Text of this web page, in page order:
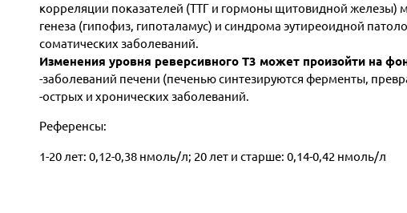
корреляции показателей (ТТГ и гормоны щитовидной железы)
генеза (гипофиз, гипоталамус) и синдрома эутиреоидной
соматических заболеваний.
Изменения уровня реверсивного Т3 может произойти на
-заболеваний печени (печенью синтезируются ферменты,
-острых и хронических заболеваний.
Референсы:
1-20 лет: 0,12-0,38 нмоль/л; 20 лет и старше: 0,14-0,42 нмоль/л